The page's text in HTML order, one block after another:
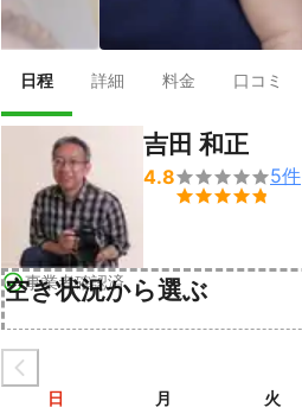
日程 詳細 料金 口コミ
事業者確認済
吉田 和正
4.8

5件
空き状況から選ぶ
日 月 火